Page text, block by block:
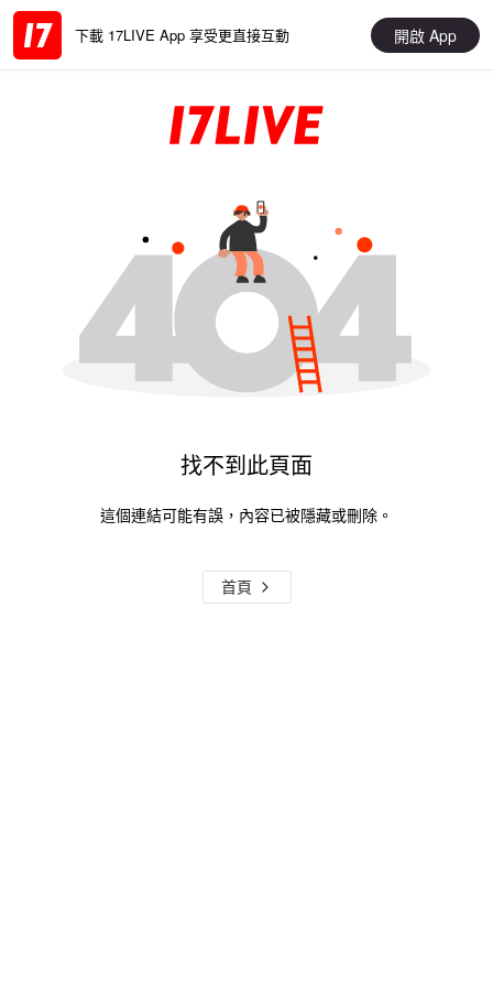
下載 17LIVE App 享受更直接互動 開啟 App
找不到此頁面
這個連結可能有誤，內容已被隱藏或刪除。
首頁